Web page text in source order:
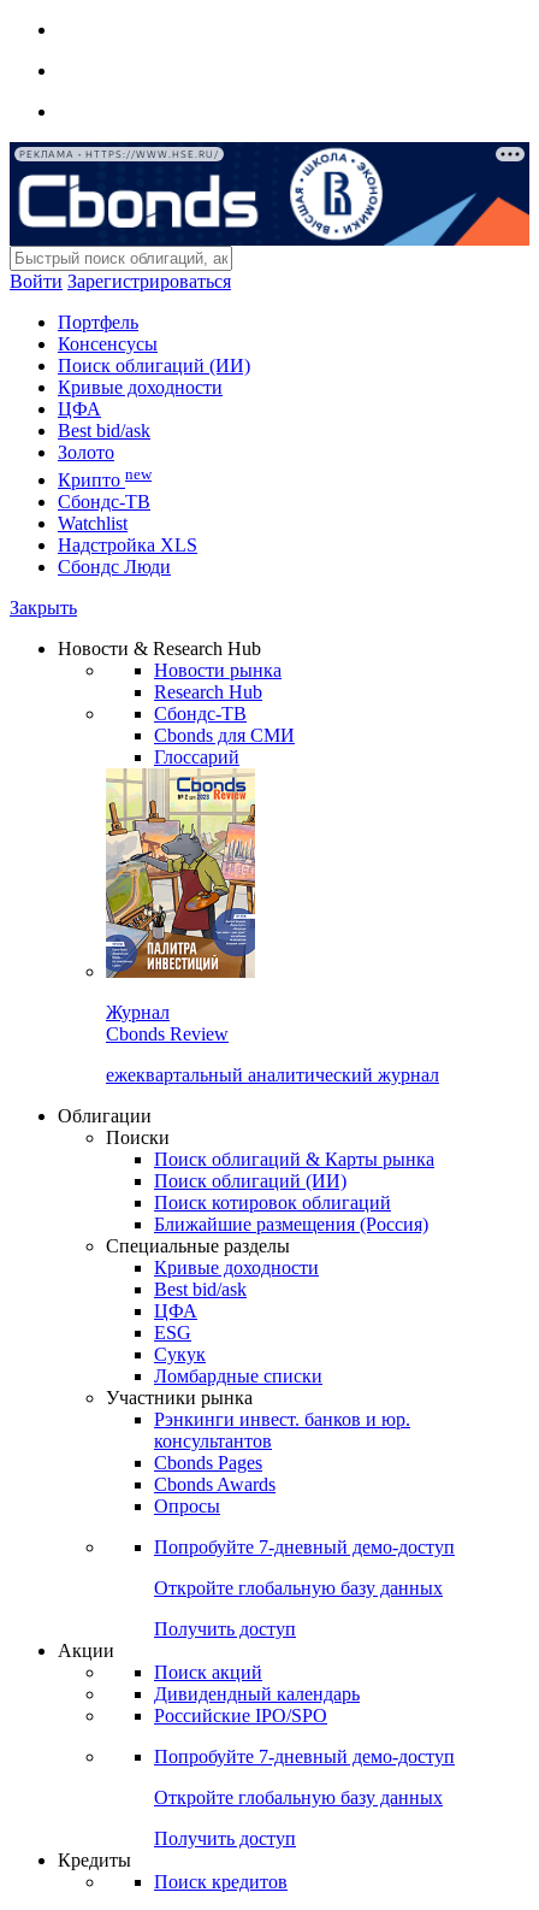
РЕКЛАМА • HTTPS://WWW.HSE.RU/
Войти Зарегистрироваться
Портфель
Консенсусы
Поиск облигаций (ИИ)
Кривые доходности
ЦФА
Best bid/ask
Золото
Крипто new
Сбондс-ТВ
Watchlist
Надстройка XLS
Сбондс Люди
Закрыть
Новости & Research Hub
Новости рынка
Research Hub
Сбондс-ТВ
Cbonds для СМИ
Глоссарий
Журнал
Cbonds Review
ежеквартальный аналитический журнал
Облигации
Поиски
Поиск облигаций & Карты рынка
Поиск облигаций (ИИ)
Поиск котировок облигаций
Ближайшие размещения (Россия)
Специальные разделы
Кривые доходности
Best bid/ask
ЦФА
ESG
Сукук
Ломбардные списки
Участники рынка
Рэнкинги инвест. банков и юр.
консультантов
Cbonds Pages
Cbonds Awards
Опросы
Попробуйте 7-дневный демо-доступ
Откройте глобальную базу данных
Получить доступ
Акции
Поиск акций
Дивидендный календарь
Российские IPO/SPO
Попробуйте 7-дневный демо-доступ
Откройте глобальную базу данных
Получить доступ
Кредиты
Поиск кредитов